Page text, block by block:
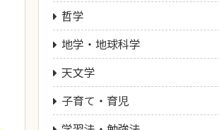
哲学
地学・地球科学
天文学
子育て・育児